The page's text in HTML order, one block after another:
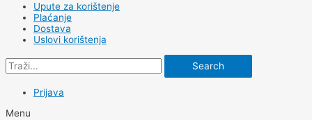
Upute za korištenje
Plaćanje
Dostava
Uslovi korištenja
Search
Prijava
Menu